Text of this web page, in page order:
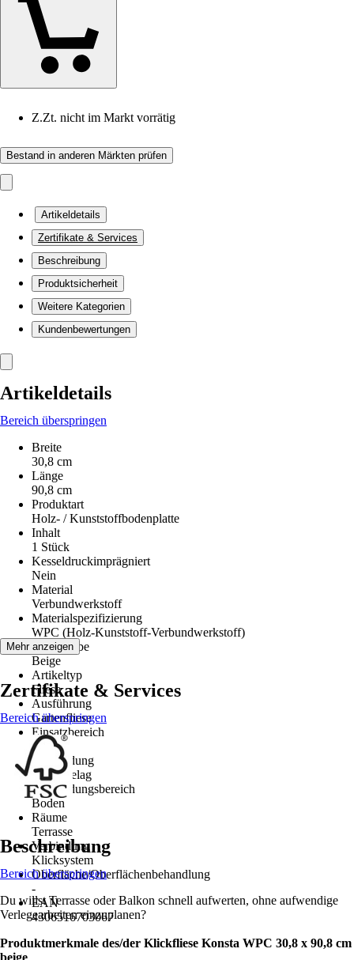
Z.Zt. nicht im Markt vorrätig
Bestand in anderen Märkten prüfen
Artikeldetails
Zertifikate & Services
Beschreibung
Produktsicherheit
Weitere Kategorien
Kundenbewertungen
Artikeldetails
Bereich überspringen
Breite
30,8 cm
Länge
90,8 cm
Produktart
Holz- / Kunststoffbodenplatte
Inhalt
1 Stück
Kesseldruckimprägniert
Nein
Material
Verbundwerkstoff
Materialspezifizierung
WPC (Holz-Kunststoff-Verbundwerkstoff)
Grundfarbe
Beige
Artikeltyp
Fliese
Ausführung
Gartenfliese
Einsatzbereich
Außen
Anwendung
Bodenbelag
Anwendungsbereich
Boden
Räume
Terrasse
Verbindung
Klicksystem
Oberfläche/Oberflächenbehandlung
-
EAN
4306516703067
Mehr anzeigen
Zertifikate & Services
Bereich überspringen
Beschreibung
Bereich überspringen
Du willst Terrasse oder Balkon schnell aufwerten, ohne aufwendige
Verlegearbeiten einzuplanen?
Produktmerkmale des/der Klickfliese Konsta WPC 30,8 x 90,8 cm
beige